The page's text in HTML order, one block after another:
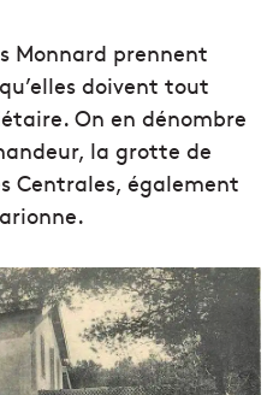
Monnard prennent
doivent tout
On en dénombre
la grotte de
Centrales, également